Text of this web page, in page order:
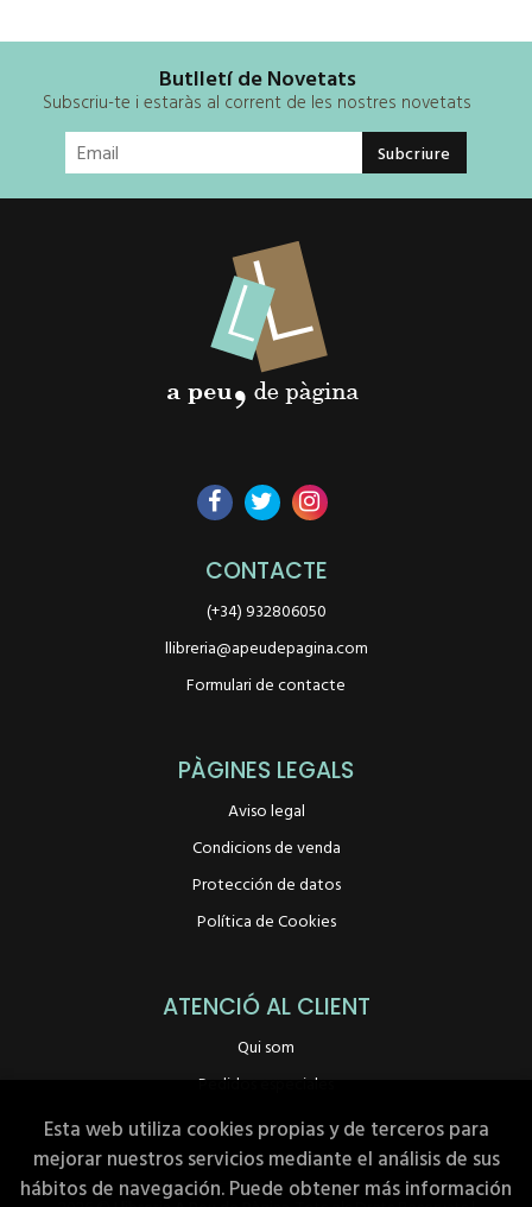
Butlletí de Novetats
Subscriu-te i estaràs al corrent de les nostres novetats
CONTACTE
(+34) 932806050
llibreria@apeudepagina.com
Formulari de contacte
PÀGINES LEGALS
Aviso legal
Condicions de venda
Protección de datos
Política de Cookies
ATENCIÓ AL CLIENT
Qui som
Pedidos especiales
Esta web utiliza cookies propias y de terceros para
mejorar nuestros servicios mediante el análisis de sus
hábitos de navegación. Puede obtener más información